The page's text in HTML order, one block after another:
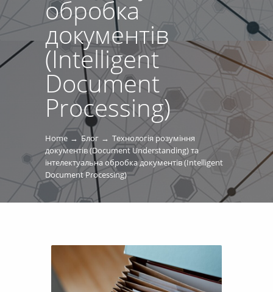
обробка
документів
(Intelligent
Document
Processing)
Home Блог
Технологія розуміння
документів (Document Understanding) та
інтелектуальна обробка документів (Intelligent
Document Processing)